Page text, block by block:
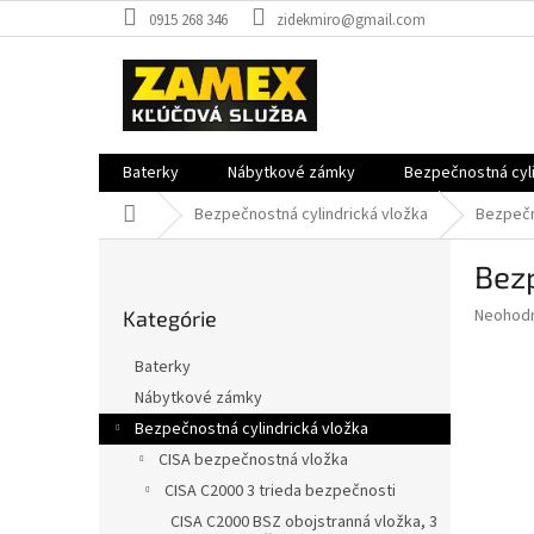
na
0915 268 346 zidekmiro@gmail.com
Baterky Nábytkové zámky Bezpečnostná
DomovBezpečnostná cylindrická vložka
a
kategórie
Kategórie
Baterky
Nábytkové zámky
Bezpečnostná cylindrická vložka
CISA bezpečnostná vložka
CISA C2000 3 trieda bezpečnosti
CISA C2000 BSZ obojstranná vložka, 3